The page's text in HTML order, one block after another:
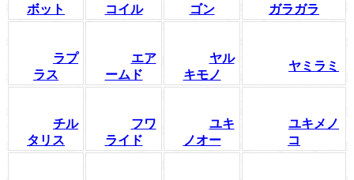
ボット
コイル
ゴン
ガラガラ
ラプ
ラス
エア
ームド
ヤル
キモノ
ヤミラミ
チル
タリス
フワ
ライド
ユキ
ノオー
ユキメノ
コ